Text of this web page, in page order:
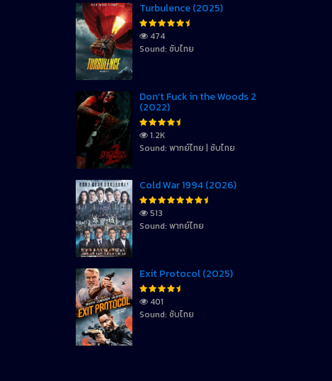
Turbulence (2025)
474
Sound: ซับไทย
Don’t Fuck in the Woods 2
(2022)
1.2K
Sound: พากย์ไทย | ซับไทย
Cold War 1994 (2026)
513
Sound: พากย์ไทย
Exit Protocol (2025)
401
Sound: ซับไทย